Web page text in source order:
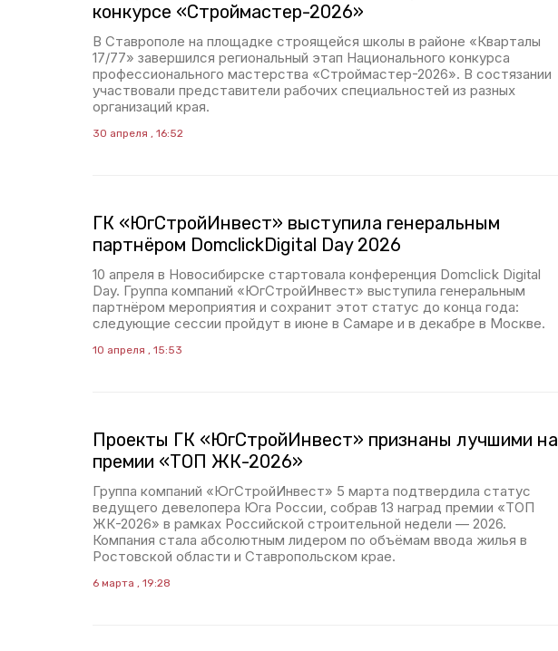
конкурсе «Строймастер-2026»
В Ставрополе на площадке строящейся школы в районе «Кварталы
17/77» завершился региональный этап Национального конкурса
профессионального мастерства «Строймастер-2026». В состязании
участвовали представители рабочих специальностей из разных
организаций края.
30 апреля , 16:52
ГК «ЮгСтройИнвест» выступила генеральным
партнёром DomclickDigital Day 2026
10 апреля в Новосибирске стартовала конференция Domclick Digital
Day. Группа компаний «ЮгСтройИнвест» выступила генеральным
партнёром мероприятия и сохранит этот статус до конца года:
следующие сессии пройдут в июне в Самаре и в декабре в Москве.
10 апреля , 15:53
Проекты ГК «ЮгСтройИнвест» признаны лучшими на
премии «ТОП ЖК-2026»
Группа компаний «ЮгСтройИнвест» 5 марта подтвердила статус
ведущего девелопера Юга России, собрав 13 наград премии «ТОП
ЖК-2026» в рамках Российской строительной недели — 2026.
Компания стала абсолютным лидером по объёмам ввода жилья в
Ростовской области и Ставропольском крае.
6 марта , 19:28